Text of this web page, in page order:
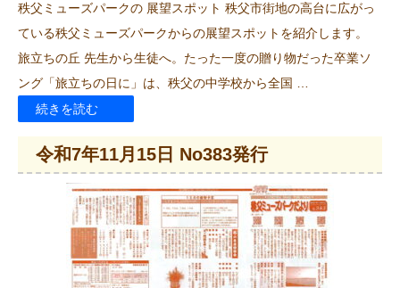
秩父ミューズパークの 展望スポット 秩父市街地の高台に広がっ
ている秩父ミューズパークからの展望スポットを紹介します。
旅立ちの丘 先生から生徒へ。たった一度の贈り物だった卒業ソ
ング「旅立ちの日に」は、秩父の中学校から全国 …
“令
7
続きを読む
令和7年11月15日 No383発行